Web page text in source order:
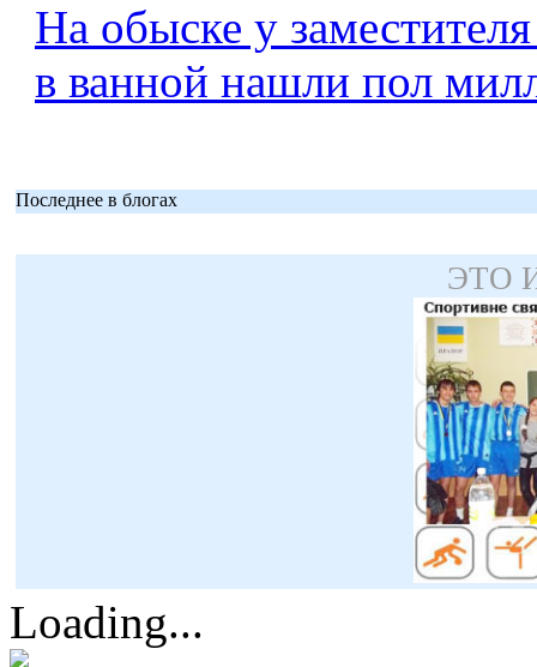
На обыске у
в ванной нашли пол
Последнее в блогах
ЭТО
Loading...